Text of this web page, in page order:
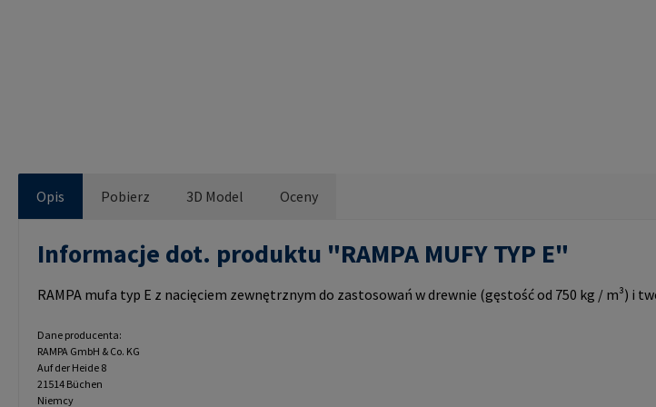
Opis Pobierz 3D Model Oceny
Informacje dot. produktu "RAMPA MUFY TYP E"
RAMPA mufa typ E z nacięciem zewnętrznym do zastosowań w drewnie (gęstość od 750 kg / m³) i
Dane producenta:
RAMPA GmbH & Co. KG
Auf der Heide 8
21514 Büchen
Niemcy